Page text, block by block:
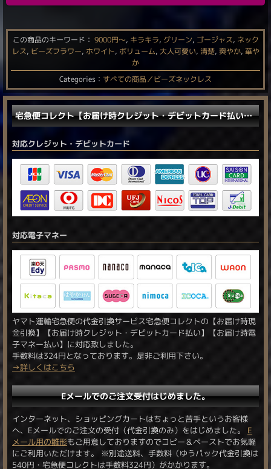
この商品のキーワード： 9000円〜, キラキラ, グリーン, ゴージャス, ネック
レス, ビーズフラワー, ホワイト, ボリューム, 大人可愛い, 清楚, 爽やか, 華や
か
Categories： すべての商品／ビーズネックレス
宅急便コレクト【お届け時クレジット・デビットカード払い／電子マネー払い】に対応しました。
対応クレジット・デビットカード
対応電子マネー
ヤマト運輸宅急便の代金引換サービス宅急便コレクトの【お届け時現
金引換】【お届け時クレジット・デビットカード払い】【お届け時電
子マネー払い】に対応致しました。
手数料は324円となっております。是非ご利用下さい。
→詳しくはこちら
Eメールでのご注文受付はじめました。
インターネット、ショッピングカートはちょっと苦手というお客様
へ、Eメールでのご注文の受付（代金引換のみ）をはじめました。 E
メール用の雛形もご用意しておりますのでコピー＆ペーストでお気軽
にご利用いただけます。 ※別途送料、手数料（ゆうパック代金引換は
540円・宅急便コレクトは手数料324円）がかかります。